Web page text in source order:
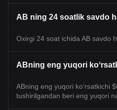
AB ning 24 soatlik savdo
Oxirgi 24 soat ichida AB savdo
ABning eng yuqori
ABning eng yuqori ko‘rsatkichi
tushirilgandan beri eng yuqori